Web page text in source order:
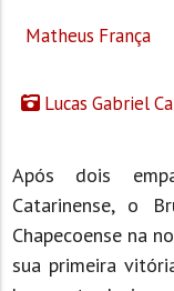
Matheus França
Lucas Gabriel
Após dois
Catarinense, o
Chapecoense na
sua primeira